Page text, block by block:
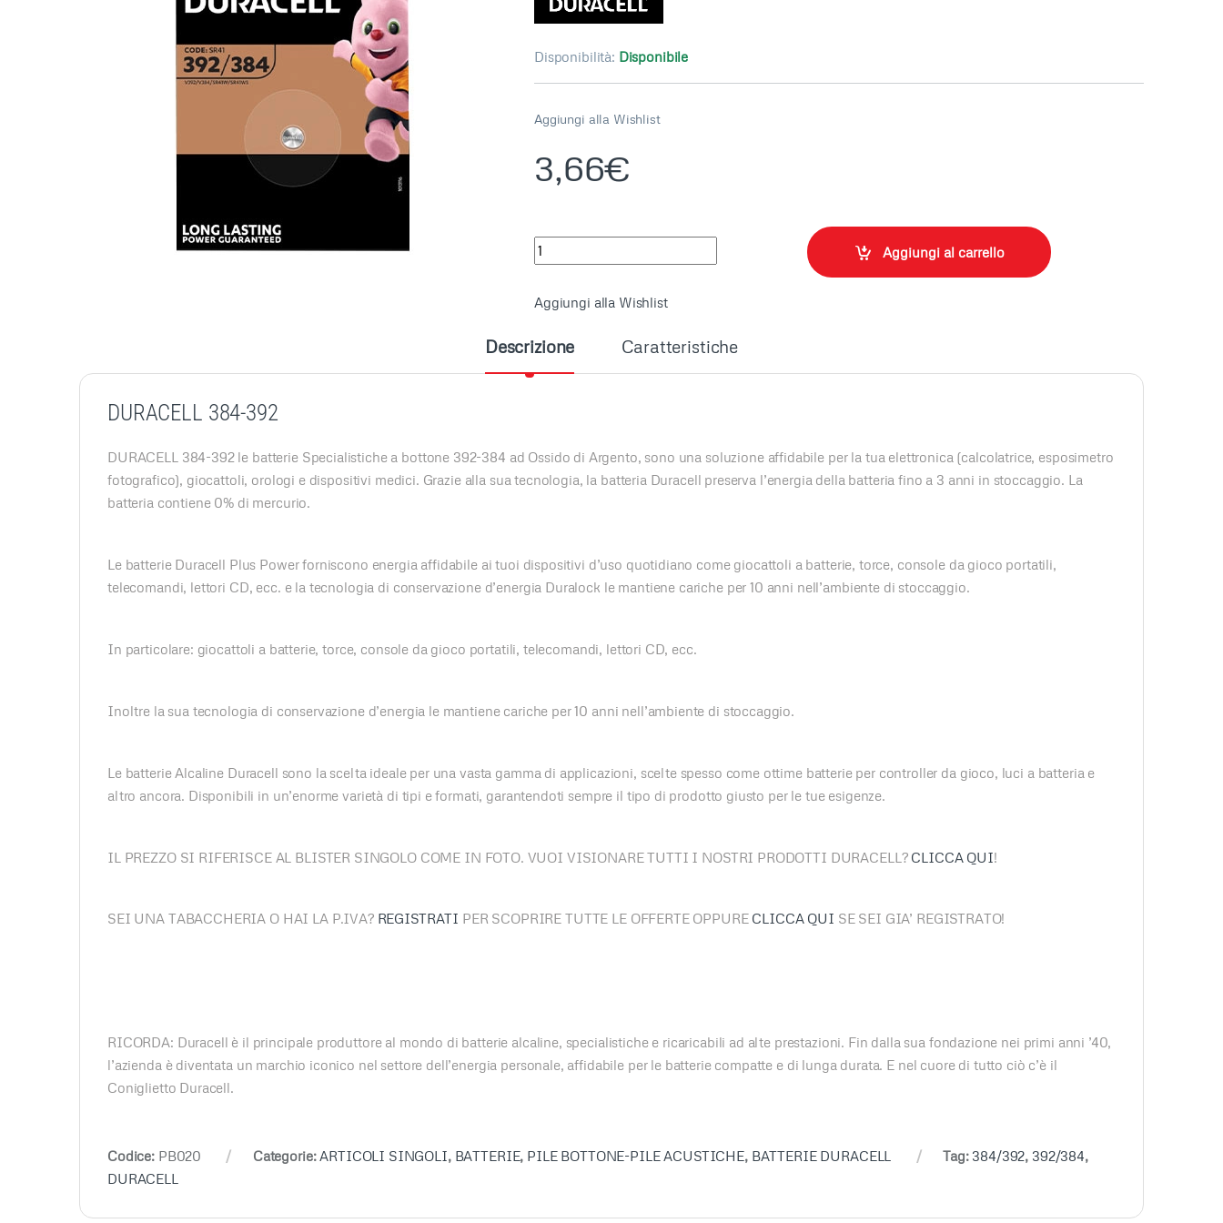
Disponibilità: Disponibile
Aggiungi alla Wishlist
3,66€
DURACELL 384-392 quantity Aggiungi al carrello
Aggiungi alla Wishlist
Descrizione Caratteristiche
DURACELL 384-392
DURACELL 384-392 le batterie Specialistiche a bottone 392-384 ad Ossido di Argento, sono una soluzione affidabile per la tua elettronica (calcolatrice, esposimetro
fotografico), giocattoli, orologi e dispositivi medici. Grazie alla sua tecnologia, la batteria Duracell preserva l’energia della batteria fino a 3 anni in stoccaggio. La
batteria contiene 0% di mercurio.
Le batterie Duracell Plus Power forniscono energia affidabile ai tuoi dispositivi d’uso quotidiano come giocattoli a batterie, torce, console da gioco portatili,
telecomandi, lettori CD, ecc. e la tecnologia di conservazione d’energia Duralock le mantiene cariche per 10 anni nell’ambiente di stoccaggio.
In particolare: giocattoli a batterie, torce, console da gioco portatili, telecomandi, lettori CD, ecc.
Inoltre la sua tecnologia di conservazione d’energia le mantiene cariche per 10 anni nell’ambiente di stoccaggio.
Le batterie Alcaline Duracell sono la scelta ideale per una vasta gamma di applicazioni, scelte spesso come ottime batterie per controller da gioco, luci a batteria e
altro ancora. Disponibili in un’enorme varietà di tipi e formati, garantendoti sempre il tipo di prodotto giusto per le tue esigenze.
IL PREZZO SI RIFERISCE AL BLISTER SINGOLO COME IN FOTO. VUOI VISIONARE TUTTI I NOSTRI PRODOTTI DURACELL? CLICCA QUI!
SEI UNA TABACCHERIA O HAI LA P.IVA? REGISTRATI PER SCOPRIRE TUTTE LE OFFERTE OPPURE CLICCA QUI SE SEI GIA’ REGISTRATO!
RICORDA: Duracell è il principale produttore al mondo di batterie alcaline, specialistiche e ricaricabili ad alte prestazioni. Fin dalla sua fondazione nei primi anni ’40,
l’azienda è diventata un marchio iconico nel settore dell’energia personale, affidabile per le batterie compatte e di lunga durata. E nel cuore di tutto ciò c’è il
Coniglietto Duracell.
Codice: PB020 Categorie:ARTICOLI SINGOLI, BATTERIE, PILE BOTTONE-PILE ACUSTICHE, BATTERIE DURACELL Tag: 384/392, 392/384,
DURACELL